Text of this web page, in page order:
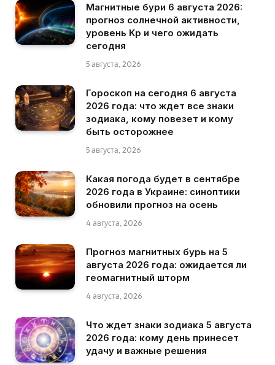
Магнитные бури 6 августа 2026:
прогноз солнечной активности,
уровень Kp и чего ожидать
сегодня
5 августа, 2026
Гороскоп на сегодня 6 августа
2026 года: что ждет все знаки
зодиака, кому повезет и кому
быть осторожнее
5 августа, 2026
Какая погода будет в сентябре
2026 года в Украине: синоптики
обновили прогноз на осень
4 августа, 2026
Прогноз магнитных бурь на 5
августа 2026 года: ожидается ли
геомагнитный шторм
4 августа, 2026
Что ждет знаки зодиака 5 августа
2026 года: кому день принесет
удачу и важные решения